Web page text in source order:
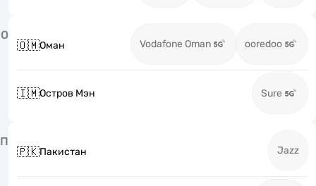
О
🇴🇲Оман Vodafone Oman ooredoo
🇮🇲Остров Мэн Sure
П
🇵🇰Пакистан Jazz